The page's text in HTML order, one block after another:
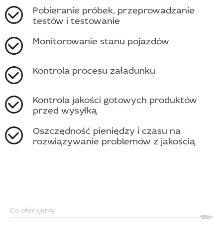
Pobieranie próbek, przeprowadzanie
testów i testowanie
Monitorowanie stanu pojazdów
Kontrola procesu załadunku
Kontrola jakości gotowych produktów
przed wysyłką
Oszczędność pieniędzy i czasu na
rozwiązywanie problemów z jakością
Co oferujemy